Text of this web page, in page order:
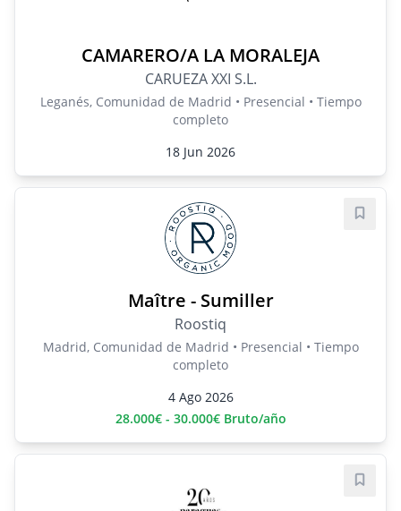
CAMARERO/A LA MORALEJA
CARUEZA XXI S.L.
Leganés, Comunidad de Madrid • Presencial • Tiempo
completo
18 Jun 2026
Maître - Sumiller
Roostiq
Madrid, Comunidad de Madrid • Presencial • Tiempo
completo
4 Ago 2026
28.000€ - 30.000€ Bruto/año